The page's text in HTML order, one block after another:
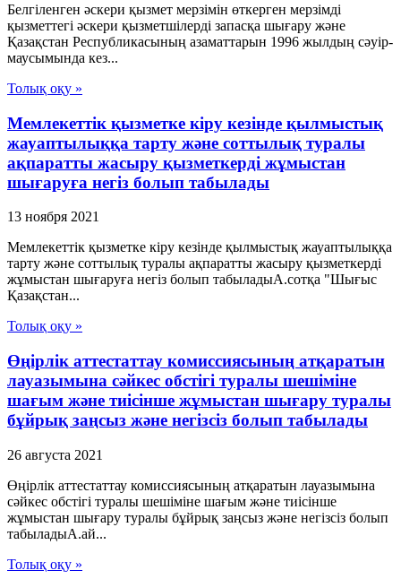
Белгiленген әскери қызмет мерзiмiн өткерген мерзiмдi
қызметтегi әскери қызметшiлердi запасқа шығару және
Қазақстан Республикасының азаматтарын 1996 жылдың сәуiр-
маусымында кез...
Толық оқу »
Мемлекеттік қызметке кіру кезінде қылмыстық
жауаптылыққа тарту және соттылық туралы
ақпаратты жасыру қызметкерді жұмыстан
шығаруға негіз болып табылады
13 ноября 2021
Мемлекеттік қызметке кіру кезінде қылмыстық жауаптылыққа
тарту және соттылық туралы ақпаратты жасыру қызметкерді
жұмыстан шығаруға негіз болып табыладыА.сотқа "Шығыс
Қазақстан...
Толық оқу »
Өңірлік аттестаттау комиссиясының атқаратын
лауазымына сәйкес обстігі туралы шешіміне
шағым және тиісінше жұмыстан шығару туралы
бұйрық заңсыз және негізсіз болып табылады
26 августа 2021
Өңірлік аттестаттау комиссиясының атқаратын лауазымына
сәйкес обстігі туралы шешіміне шағым және тиісінше
жұмыстан шығару туралы бұйрық заңсыз және негізсіз болып
табыладыА.ай...
Толық оқу »